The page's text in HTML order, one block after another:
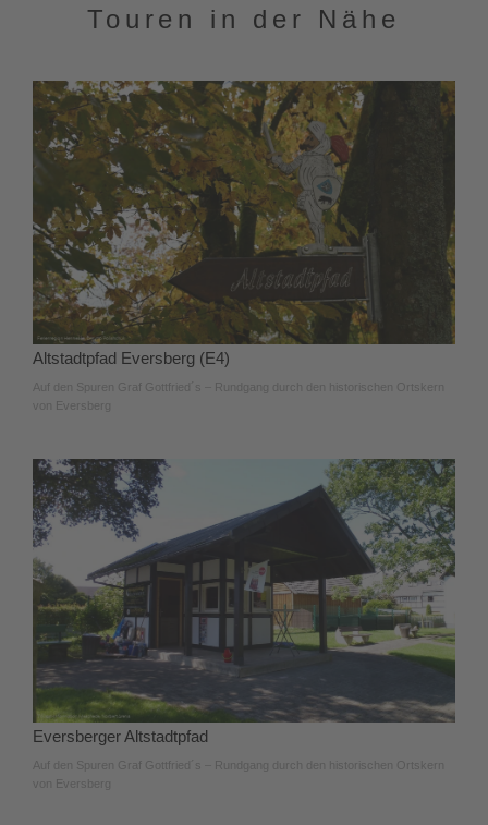
Touren in der Nähe
Altstadtpfad Eversberg (E4)
Auf den Spuren Graf Gottfried´s – Rundgang durch den historischen Ortskern
von Eversberg
Eversberger Altstadtpfad
Auf den Spuren Graf Gottfried´s – Rundgang durch den historischen Ortskern
von Eversberg